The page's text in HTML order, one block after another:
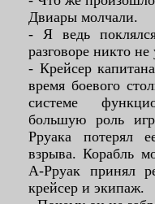
Двиары молчали.
- Я ведь
разговоре никто не
- Крейсер
время боевого
системе
большую роль
Рруака потерял
взрыва. Корабль
А-Рруак принял
крейсер и экипаж.